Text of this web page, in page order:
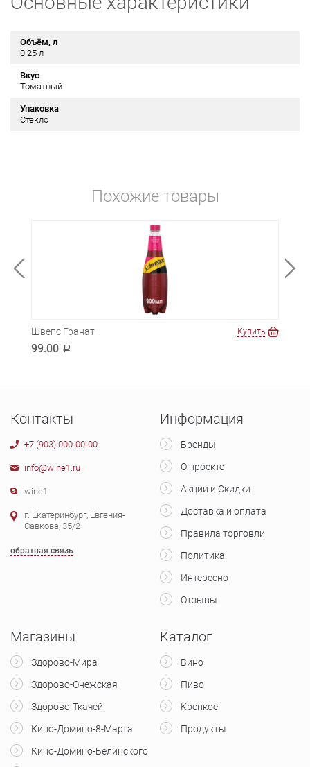
Объём, л
0.25 л
Вкус
Томатный
Упаковка
Стекло
Похожие товары
Швепс Гранат
99.00 a
Купить
Контакты
+7 (903) 000-00-00
info@wine1.ru
wine1
г. Екатеринбург, Евгения-
Савкова, 35/2
обратная связь
Информация
Бренды
О проекте
Акции и Скидки
Доставка и оплата
Правила торговли
Политика
Интересно
Отзывы
Магазины
Здорово-Мира
Здорово-Онежская
Здорово-Ткачей
Кино-Домино-8-Марта
Кино-Домино-Белинского
Каталог
Вино
Пиво
Крепкое
Продукты